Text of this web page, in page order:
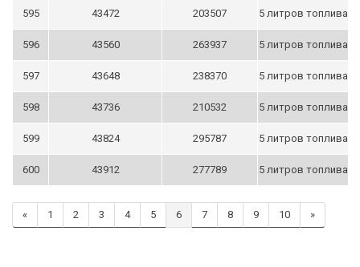
595 43472 203507 5 литров топлива
596 43560 263937 5 литров топлива
597 43648 238370 5 литров топлива
598 43736 210532 5 литров топлива
599 43824 295787 5 литров топлива
600 43912 277789 5 литров топлива
« 1 2 3 4 5 6 7 8 9 10 »